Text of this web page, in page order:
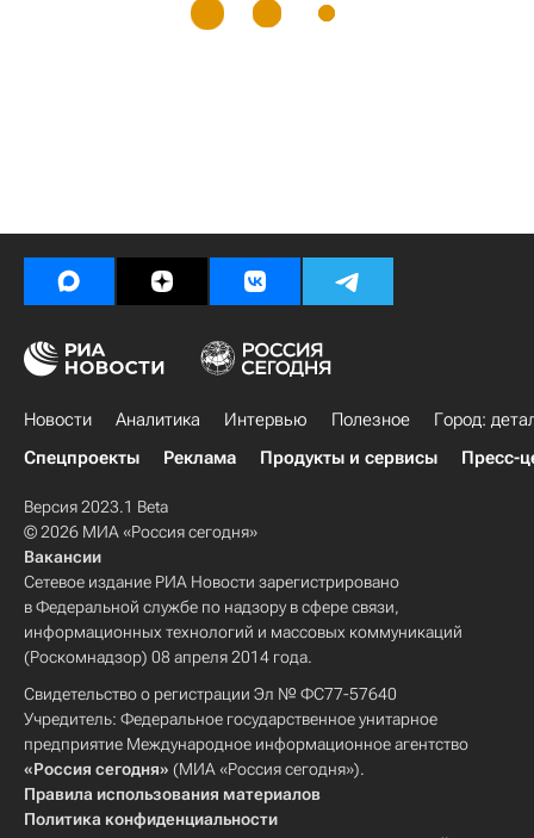
Новости Аналитика Интервью Полезное
Город:
Спецпроекты
Реклама Продукты и сервисы Пресс-
Версия 2023.1 Beta
© 2026 МИА «Россия сегодня»
Вакансии
Сетевое издание РИА Новости зарегистрировано
в Федеральной службе по надзору в сфере связи,
информационных технологий и массовых коммуникаций
(Роскомнадзор) 08 апреля 2014 года.
Свидетельство о регистрации Эл № ФС77-57640
Учредитель: Федеральное государственное унитарное
предприятие Международное информационное агентство
«Россия сегодня» (МИА «Россия сегодня»).
Правила использования материалов
Политика конфиденциальности